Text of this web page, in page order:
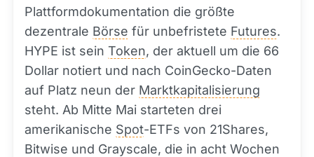
Plattformdokumentation die größte
dezentrale Börse für unbefristete Futures.
HYPE ist sein Token, der aktuell um die 66
Dollar notiert und nach CoinGecko-Daten
auf Platz neun der Marktkapitalisierung
steht. Ab Mitte Mai starteten drei
amerikanische Spot-ETFs von 21Shares,
Bitwise und Grayscale, die in acht Wochen